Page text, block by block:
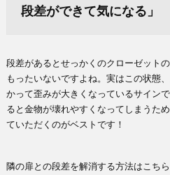
段差ができて気になる」
段差があるとせっかくのクローゼット
もったいないですよね。実はこの状態
かって歪みが大きくなっているサイン
ると金物が壊れやすくなってしまうた
ていただくのがベストです！
隣の扉との段差を解消する方法はこちら